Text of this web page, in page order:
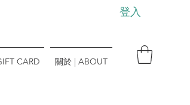
登入
CARD 關於 | ABOUT